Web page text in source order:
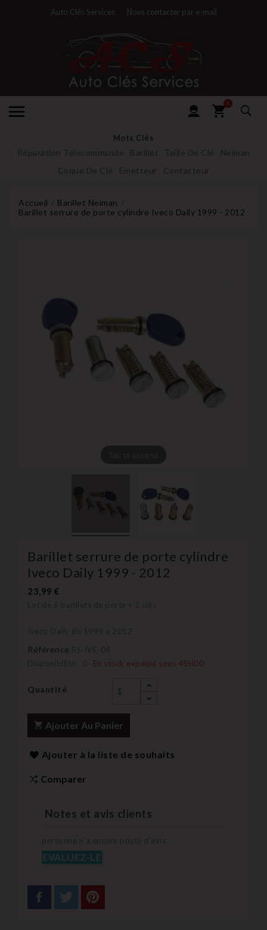
Auto Clés Services Nous contacter par e-mail
0
Mots Clés
Réparation Télecommande Barillet Taille De Clé
Neiman
Coque De Clé
Emetteur Contacteur
Accueil
Barillet Neiman
Barillet serrure de porte cylindre Iveco Daily 1999 - 2012
Barillet serrure de porte cylindre
Iveco Daily 1999 - 2012
23,99 €
Référence
En stock expédié sous 48H00
Quantité
Ajouter Au Panier
Ajouter à la liste de souhaits
Comparer
Notes et avis clients
EVALUEZ-LE